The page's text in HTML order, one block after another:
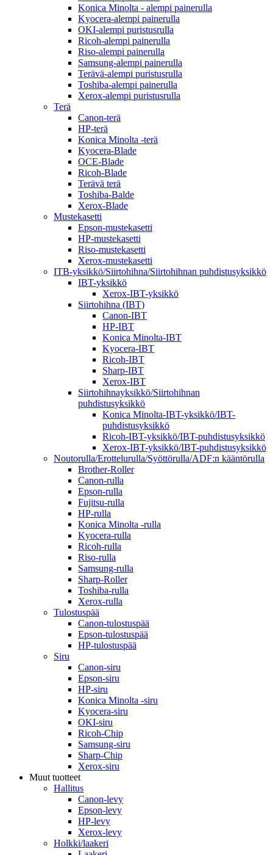
Konica Minolta - alempi painerulla
Kyocera-alempi painerulla
OKI-alempi puristusrulla
Ricoh-alempi painerulla
Riso-alempi painerulla
Samsung-alempi painerulla
Terävä-alempi puristusrulla
Toshiba-alempi painerulla
Xerox-alempi puristusrulla
Terä
Canon-terä
HP-terä
Konica Minolta -terä
Kyocera-Blade
OCE-Blade
Ricoh-Blade
Terävä terä
Toshiba-Balde
Xerox-Blade
Mustekasetti
Epson-mustekasetti
HP-mustekasetti
Riso-mustekasetti
Xerox-mustekasetti
ITB-yksikkö/Siirtohihna/Siirtohihnan puhdistusyksikkö
IBT-yksikkö
Xerox-IBT-yksikkö
Siirtohihna (IBT)
Canon-IBT
HP-IBT
Konica Minolta-IBT
Kyocera-IBT
Ricoh-IBT
Sharp-IBT
Xerox-IBT
Siirtohihnayksikkö/Siirtohihnan
puhdistusyksikkö
Konica Minolta-IBT-yksikkö/IBT-
puhdistusyksikkö
Ricoh-IBT-yksikkö/IBT-puhdistusyksikkö
Xerox-IBT-yksikkö/IBT-puhdistusyksikkö
Noutorulla/Erottelurulla/Syöttörulla/ADF:n kääntörulla
Brother-Roller
Canon-rulla
Epson-rulla
Fujitsu-rulla
HP-rulla
Konica Minolta -rulla
Kyocera-rulla
Ricoh-rulla
Riso-rulla
Samsung-rulla
Sharp-Roller
Toshiba-rulla
Xerox-rulla
Tulostuspää
Canon-tulostuspää
Epson-tulostuspää
HP-tulostuspää
Siru
Canon-siru
Epson-siru
HP-siru
Konica Minolta -siru
Kyocera-siru
OKI-siru
Ricoh-Chip
Samsung-siru
Sharp-Chip
Xerox-siru
Muut tuotteet
Hallitus
Canon-levy
Epson-levy
HP-levy
Xerox-levy
Holkki/laakeri